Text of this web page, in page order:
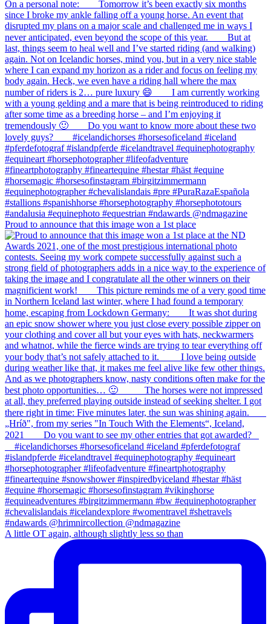
Proud to announce that this image won a 1st place
A little OT again, although slightly less so than